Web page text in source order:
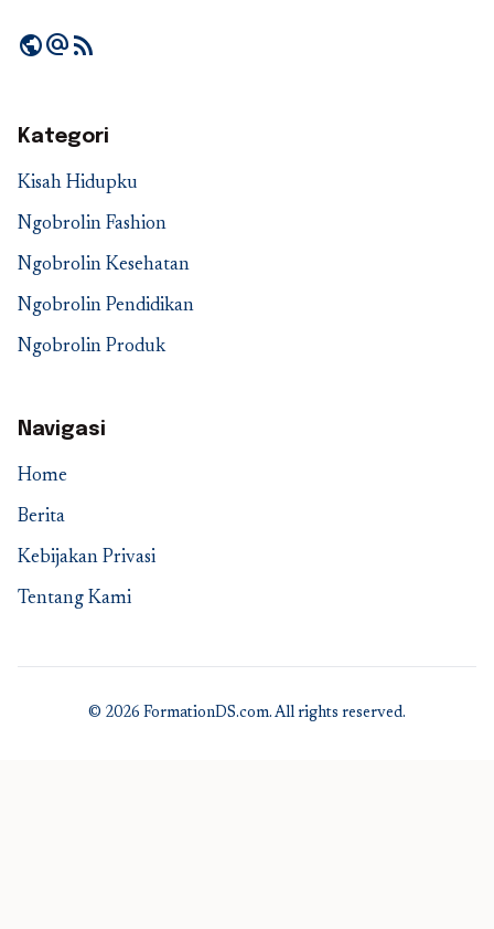
publicalternate_emailrss_feed
Kategori
Kisah Hidupku
Ngobrolin Fashion
Ngobrolin Kesehatan
Ngobrolin Pendidikan
Ngobrolin Produk
Navigasi
Home
Berita
Kebijakan Privasi
Tentang Kami
© 2026 FormationDS.com. All rights reserved.